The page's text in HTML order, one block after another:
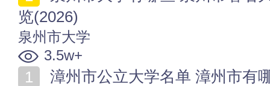
览(2026)
泉州市大学
3.5w+
漳州市公立大学名单 漳州市有